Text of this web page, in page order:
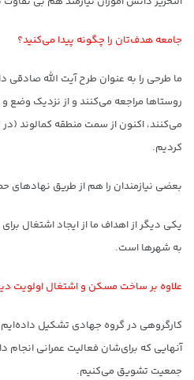
جامعه هدف‌تان را چگونه پیدا می‌کنید؟
ما طرحی را به عنوان طرح آیت الله صادقی
روستاها مراجعه می‌کنند و از نزدیک وضع و
می‌کنند، اکنون از سمت منطقه کمالوند (در
کردیم.
بعضی نیازمندان را هم از طریق نهادهای
یکی دیگر از اهداف ما از ایجاد اشتغال
به شهرها است.
علاوه بر ساخت مسکن و اشتغال اولویت
کارگروهی در گروه جهادی تشکیل
آنهایی که برای‌شان فعالیت عمرانی انجام
جمعیت تشویق می‌کنیم.